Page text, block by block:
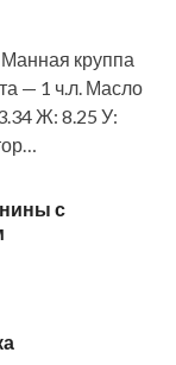
круппа
— 1 ч.л. Масло
Ж: 8.25 У:
с